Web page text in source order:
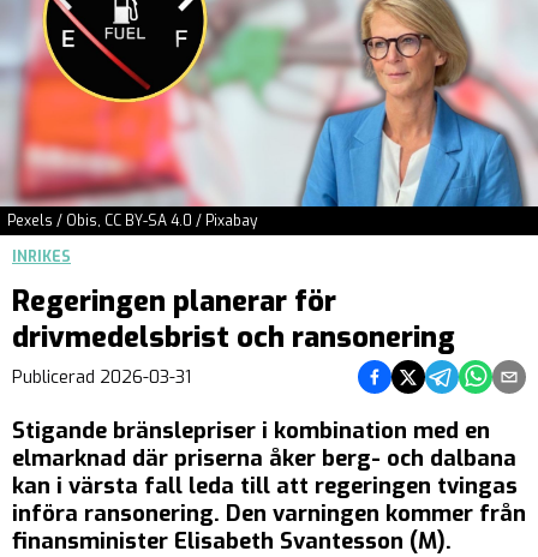
Pexels / Obis, CC BY-SA 4.0 / Pixabay
INRIKES
Regeringen planerar för
drivmedelsbrist och ransonering
Publicerad 2026-03-31 Dela på Facebook
Dela på Twitter
Dela påDela på
Dela
Stigande bränslepriser i kombination med en
elmarknad där priserna åker berg- och dalbana
kan i värsta fall leda till att regeringen tvingas
införa ransonering. Den varningen kommer från
finansminister Elisabeth Svantesson (M).